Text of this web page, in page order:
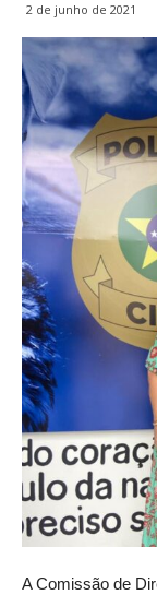
2 de junho de 2021
A Comissão de